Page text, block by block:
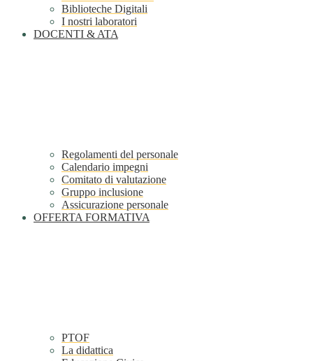
Biblioteche Digitali
I nostri laboratori
DOCENTI & ATA
Regolamenti del personale
Calendario impegni
Comitato di valutazione
Gruppo inclusione
Assicurazione personale
OFFERTA FORMATIVA
PTOF
La didattica